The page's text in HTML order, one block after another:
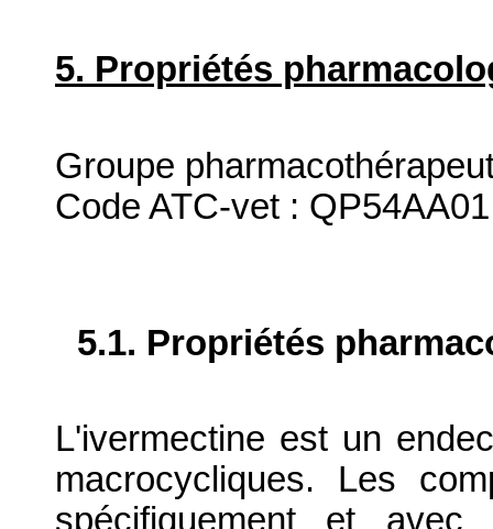
5. Propriétés
Groupe
Code ATC-vet :
5.1. Propriétés
L'ivermectine est un
macrocycliques. Les
spécifiquement et